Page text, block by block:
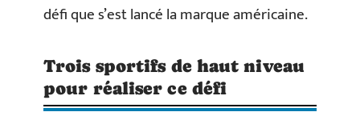
défi que s’est lancé la marque américaine.
Trois sportifs de haut niveau
pour réaliser ce défi